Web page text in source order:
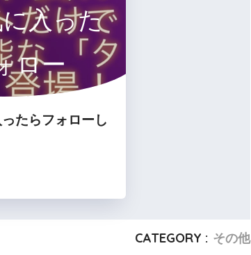
入った
ロー
たらフォローし
CATEGORY : その他